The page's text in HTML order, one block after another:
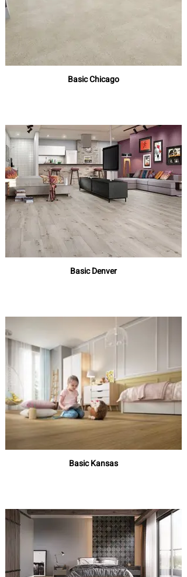
Basic Chicago
Basic Denver
Basic Kansas